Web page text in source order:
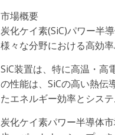
市場概要
炭化ケイ素(SiC)パワー半
様々な分野における高効
SiC装置は、特に高温・高
の性能は、SiCの高い熱伝
たエネルギー効率とシス
炭化ケイ素パワー半導体